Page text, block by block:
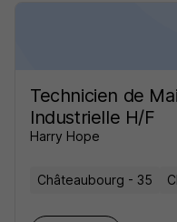
Technicien de
Industrielle H/F
Harry Hope
Châteaubourg - 35